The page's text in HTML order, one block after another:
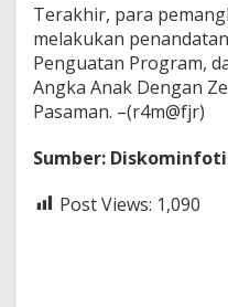
Terakhir, para
melakukan
Penguatan Program,
Angka Anak Dengan
Pasaman. –(r4m@fjr)
Sumber:
Post Views: 1,090